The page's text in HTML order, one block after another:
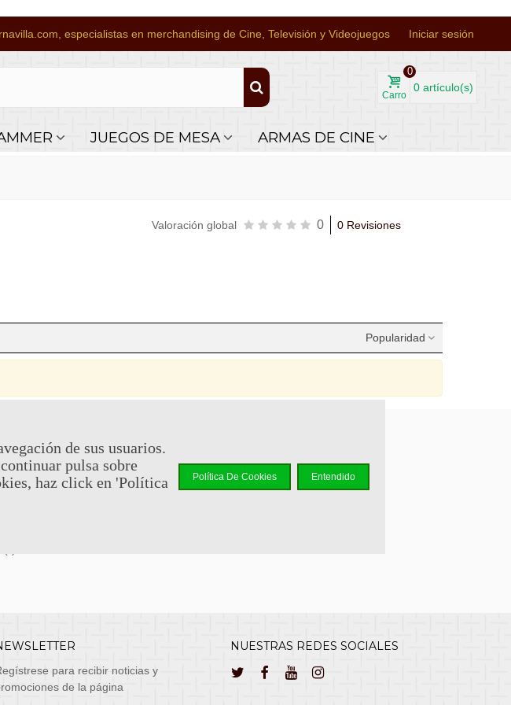
especialistas en merchandising de Cine, Televisión y Videojuegos Iniciar sesión
Carro
0
0 artículo(s)
JUEGOS DE MESA ARMAS DE CINE
Valoración global 0 0 Revisiones
Popularidad
si
Teléfono y Whatsapp +34 644 110 737
email: atencionalcliente@cuernavilla.com
para recibir noticias y
de la página
NUESTRAS REDES SOCIALES
de sus usuarios.
pulsa sobre
haz click en 'Política
Política De Cookies Entendido